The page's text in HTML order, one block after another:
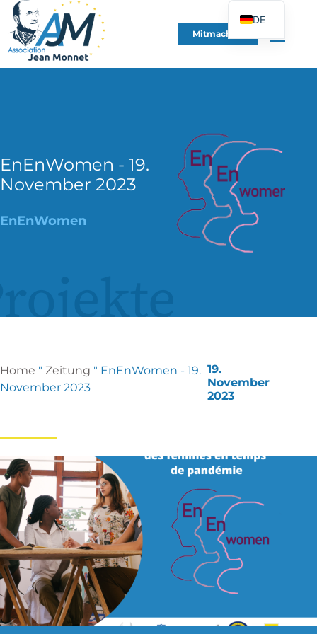
Mitmachen
EnEnWomen - 19.
November 2023
EnEnWomen
Home " Zeitung " EnEnWomen - 19.
November 2023
19.
November
2023
DE
FR
EN